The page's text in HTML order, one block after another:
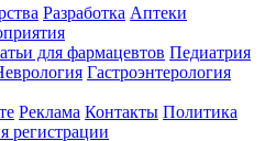
Разработка Аптеки
для фармацевтов Педиатрия
Гастроэнтерология
Реклама Контакты Политика
регистрации